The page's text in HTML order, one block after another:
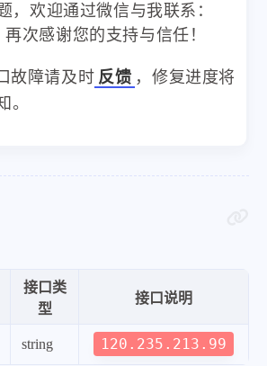
，欢迎通过微信与我联系：
再次感谢您的支持与信任！
故障请及时 反馈 ，修复进度将
。
接口类
型
接口说明
string 120.235.213.99